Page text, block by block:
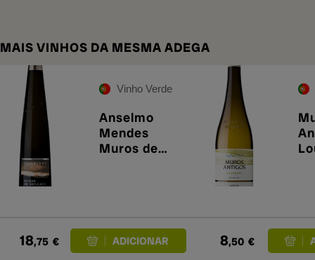
MAIS VINHOS DA MESMA ADEGA
Vinho Verde
Anselmo
Mendes
Muros de
18,75 € 8,50 €